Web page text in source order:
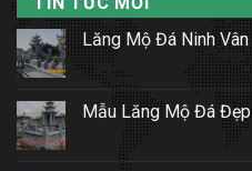
Lăng Mộ Đá Ninh Vân
Mẫu Lăng Mộ Đá Đẹp